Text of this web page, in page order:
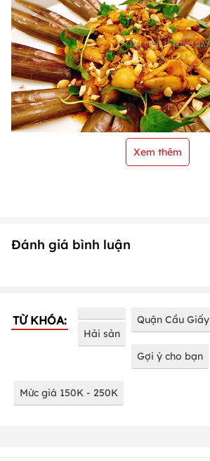
Xem thêm
Đánh giá bình luận
TỪ KHÓA:
Hải sản
Quận Cầu Giấy
Gợi ý cho bạn
Mức giá 150K - 250K